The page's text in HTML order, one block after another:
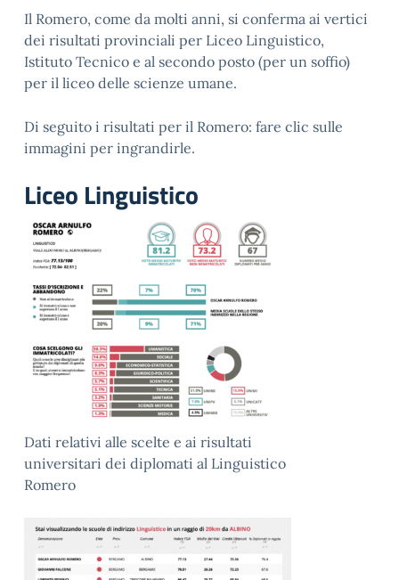
Il Romero, come da molti anni, si conferma ai vertici
dei risultati provinciali per Liceo Linguistico,
Istituto Tecnico e al secondo posto (per un soffio)
per il liceo delle scienze umane.
Di seguito i risultati per il Romero: fare clic sulle
immagini per ingrandirle.
Liceo Linguistico
Dati relativi alle scelte e ai risultati
universitari dei diplomati al Linguistico
Romero